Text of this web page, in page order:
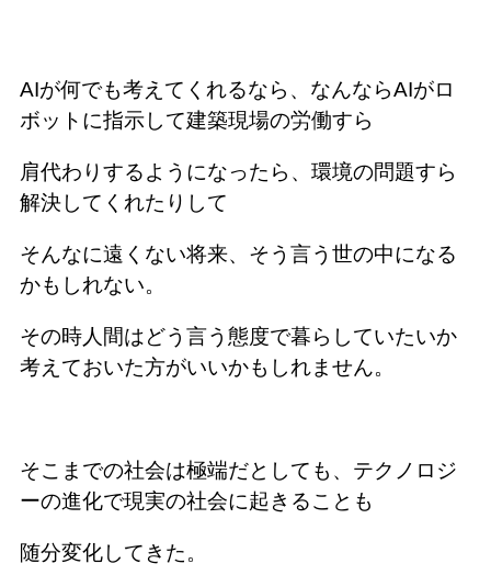
AIが何でも考えてくれるなら、なんならAIがロ
ボットに指示して建築現場の労働すら
肩代わりするようになったら、環境の問題すら
解決してくれたりして
そんなに遠くない将来、そう言う世の中になる
かもしれない。
その時人間はどう言う態度で暮らしていたいか
考えておいた方がいいかもしれません。
そこまでの社会は極端だとしても、テクノロジ
ーの進化で現実の社会に起きることも
随分変化してきた。